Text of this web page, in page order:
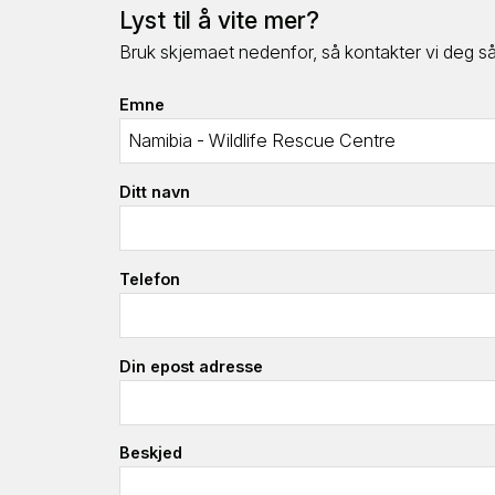
Lyst til å vite mer?
Bruk skjemaet nedenfor, så kontakter vi deg
Emne
Ditt navn
Telefon
Din epost adresse
Beskjed